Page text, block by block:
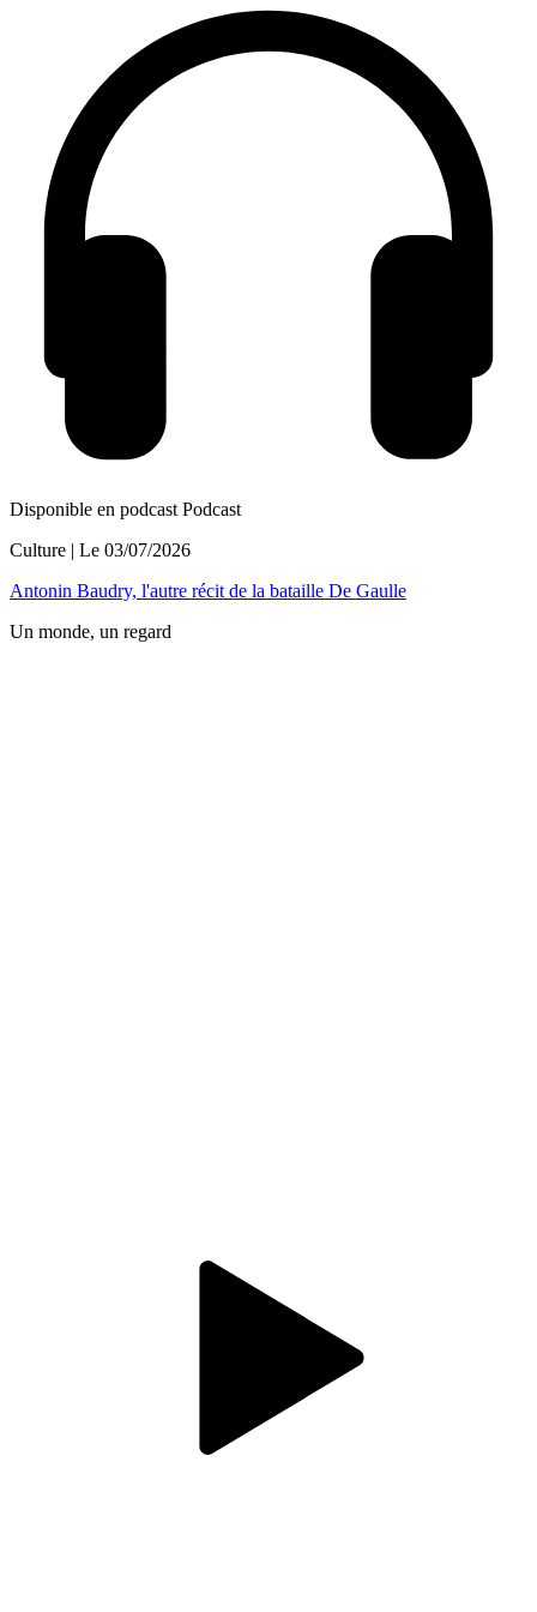
Disponible en podcast Podcast
Culture | Le 03/07/2026
Antonin Baudry, l'autre récit de la bataille De Gaulle
Un monde, un regard